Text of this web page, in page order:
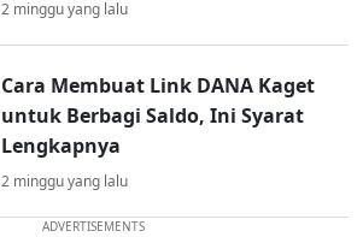
2 minggu yang lalu
Cara Membuat Link DANA Kaget
untuk Berbagi Saldo, Ini Syarat
Lengkapnya
2 minggu yang lalu
ADVERTISEMENTS